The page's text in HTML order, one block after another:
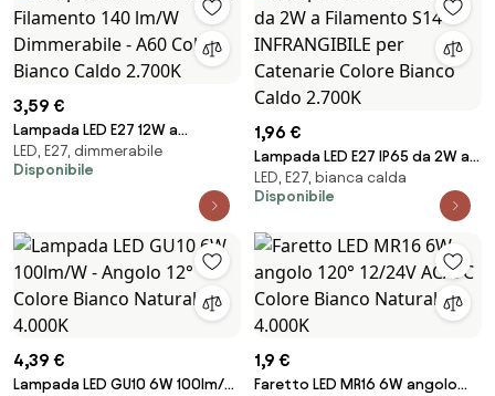
3,59 €
Lampada LED E27 12W a
Filamento 140 lm/W
Dimmerabile - A60 Colore
LED, E27, dimmerabile
Disponibile
1,96 €
Lampada LED E27 IP65 da 2W a
Filamento S14 - INFRANGIBILE per
Catenarie Colore Bianco Caldo
LED, E27, bianca calda
Disponibile
4,39 €
Lampada LED GU10 6W 100lm/W
1,9 €
Faretto LED MR16 6W angolo